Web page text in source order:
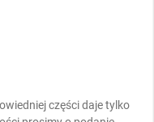
części daje tylko